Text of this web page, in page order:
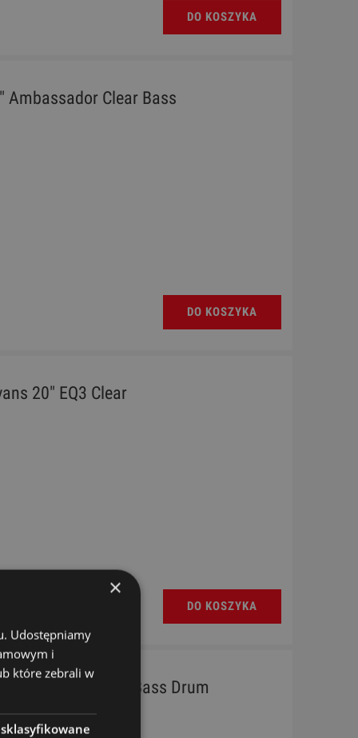
DO KOSZYKA
Ambassador Clear Bass
DO KOSZYKA
20" EQ3 Clear
DO KOSZYKA
4 Coated Bass Drum
×
Udostępniamy
i
które zebrali w